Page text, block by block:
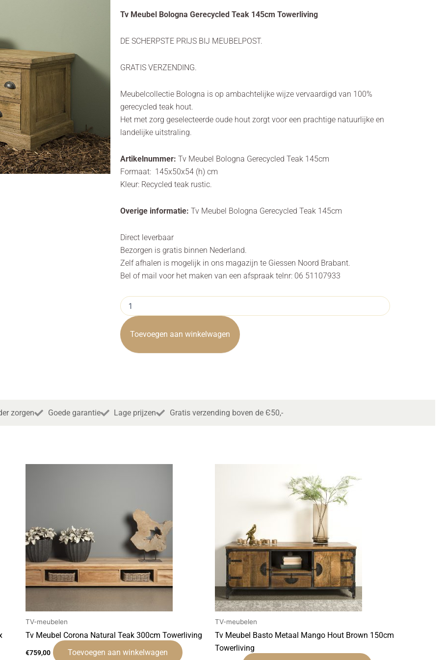
Tv Meubel Bologna Gerecycled Teak 145cm Towerliving
DE SCHERPSTE PRIJS BIJ MEUBELPOST.
GRATIS VERZENDING.
Meubelcollectie Bologna is op ambachtelijke wijze vervaardigd van 100%
gerecycled teak hout.
Het met zorg geselecteerde oude hout zorgt voor een prachtige natuurlijke en
landelijke uitstraling.
Artikelnummer: Tv Meubel Bologna Gerecycled Teak 145cm
Formaat: 145x50x54 (h) cm
Kleur: Recycled teak rustic.
Overige informatie: Tv Meubel Bologna Gerecycled Teak 145cm
Direct leverbaar
Bezorgen is gratis binnen Nederland.
Zelf afhalen is mogelijk in ons magazijn te Giessen Noord Brabant.
Bel of mail voor het maken van een afspraak telnr: 06 51107933
Tv
Meubel
Bologna
Gerecycled
Teak
145cm
Toevoegen aan winkelwagen
zorgen Goede garantie Lage prijzen Gratis verzending boven de Є50,-
TV-meubelen
Tv Meubel Corona Natural Teak 300cm Towerliving
€759,00 Toevoegen aan winkelwagen
TV-meubelen
Tv Meubel Basto Metaal Mango Hout Brown 150cm
Towerliving